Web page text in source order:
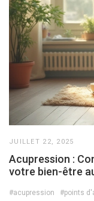
JUILLET 22, 2025
Acupression :
votre bien-être
#acupression #points